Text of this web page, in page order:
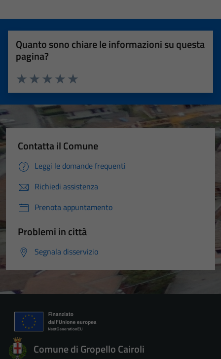
Quanto sono chiare le informazioni su questa
pagina?
Valuta 5 stelle su 5
Valuta 4 stelle su 5
Valuta 3 stelle su 5
Valuta 2 stelle su 5
Valuta 1 stelle su 5
Contatta il Comune
Leggi le domande frequenti
Richiedi assistenza
Prenota appuntamento
Problemi in città
Segnala disservizio
Comune di Gropello Cairoli
informazioni
personali.